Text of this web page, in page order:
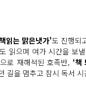
읽는 맑은냇가'도 진행되
읽으며 여가 시간을 보
로 재해석된 호족반, ‘책
길을 멈추고 잠시 독서